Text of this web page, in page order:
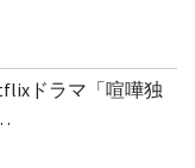
ドラマ「喧嘩独